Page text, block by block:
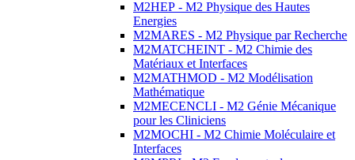
M2HEP - M2 Physique des Hautes
Energies
M2MARES - M2 Physique par Recherche
M2MATCHEINT - M2 Chimie des
Matériaux et Interfaces
M2MATHMOD - M2 Modélisation
Mathématique
M2MECENCLI - M2 Génie Mécanique
pour les Cliniciens
M2MOCHI - M2 Chimie Moléculaire et
Interfaces